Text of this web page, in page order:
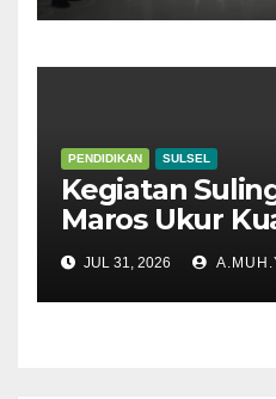
PENDIDIKAN SULSEL
Kegiatan
Maros Ukur
Pembelajaran
JUL 31, 2026